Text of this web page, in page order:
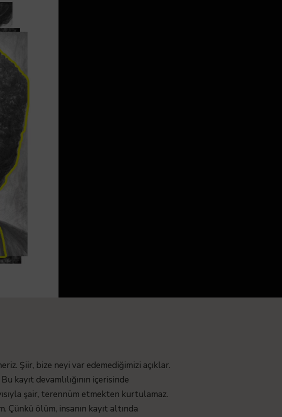
Şiir, bize neyi var edemediğimizi açıklar.
kayıt devamlılığının içerisinde
şair, terennüm etmekten kurtulamaz.
Çünkü ölüm, insanın kayıt altında